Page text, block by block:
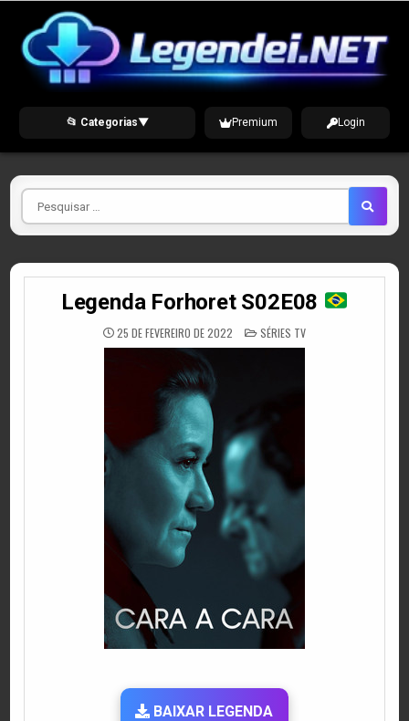
content
📂 Categorias▼ Premium Login
Pesquisar
por
Legenda Forhoret S02E08
25 DE FEVEREIRO DE 2022 POSTED
IN
SÉRIES TV
BAIXAR LEGENDA